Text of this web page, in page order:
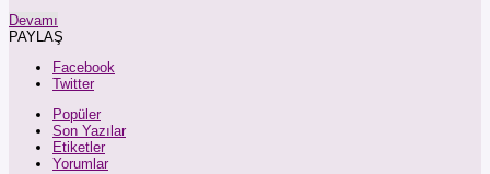
Devamı
PAYLAŞ
Facebook
Twitter
Popüler
Son Yazılar
Etiketler
Yorumlar